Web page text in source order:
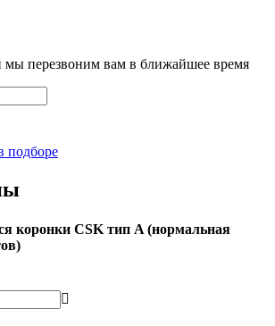
мы перезвоним вам в ближайшее время
подборе
коронки CSK тип A (нормальная
